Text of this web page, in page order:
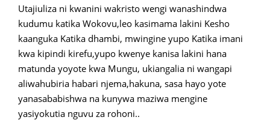
Utajiuliza ni kwanini wakristo wengi wanashindwa
kudumu katika Wokovu,leo kasimama lakini Kesho
kaanguka Katika dhambi, mwingine yupo Katika imani
kwa kipindi kirefu,yupo kwenye kanisa lakini hana
matunda yoyote kwa Mungu, ukiangalia ni wangapi
aliwahubiria habari njema,hakuna, sasa hayo yote
yanasababishwa na kunywa maziwa mengine
yasiyokutia nguvu za rohoni..